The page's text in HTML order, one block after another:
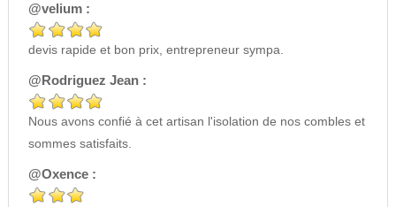
@velium :
devis rapide et bon prix, entrepreneur sympa.
@Rodriguez Jean :
Nous avons confié à cet artisan l'isolation de nos combles et
sommes satisfaits.
@Oxence :